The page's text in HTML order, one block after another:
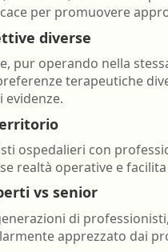
per promuovere
diverse
pur operando nella
terapeutiche
evidenze.
ospedalieri con
realtà operative e
vs senior
di
apprezzato dai